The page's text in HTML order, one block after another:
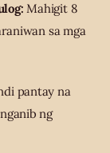
Mahigit 8
sa mga
pantay na
ng